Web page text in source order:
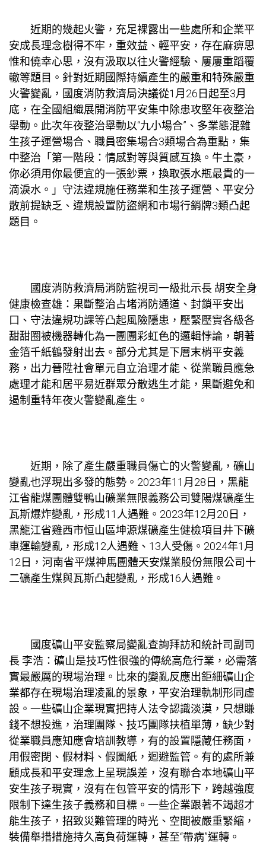
近期的幾起火警，充足裸露出一些處所和企業平
安成長理念樹得不牢，重效益、輕平安，存在麻痹思
惟和僥幸心思，沒有汲取以往火警經驗、屢屢重蹈覆
轍等題目。針對近期國際持續產生的嚴重和特殊嚴重
火警變亂，國度消防救濟局決議從1月26日起至3月
底，在全國組織展開消防平安集中除患攻堅年夜整治
舉動。此次年夜整治舉動以“九小場合”、多業態混雜
生孩子運營場合、職員密集場合3類場合為重點，集
中整治「第一階段：情感對等與質感互換。牛土豪，
你必須用你最便宜的一張鈔票，換取張水瓶最貴的一
滴淚水。」守法違規施任務業和生孩子運營、平安分
散前提缺乏、違規設置防盜網和市場行銷牌3類凸起
題目。
國度消防救濟局消防監視司一級批示長 胡安全身
健康檢查雄：果斷整治占堵消防通道、封鎖平安出
口、守法違規功課等凸起風險隱患，壓緊壓實各級各
甜甜圈被機器轉化為一團團彩虹色的邏輯悖論，朝著
金箔千紙鶴發射出去。部分尤其是下層末梢平安義
務，出力晉陞社會單元自立治理才能、從業職員應急
處理才能和居平易近群眾分散逃生才能，果斷避免和
遏制重特年夜火警變亂產生。
近期，除了產生嚴重職員傷亡的火警變亂，礦山
變亂也浮現出多發的態勢。2023年11月28日，黑龍
江省龍煤團體雙鴨山礦業無限義務公司雙陽煤礦產生
瓦斯爆炸變亂，形成11人遇難。2023年12月20日，
黑龍江省雞西市恒山區坤源煤礦產生健檢項目 井下礦
車運輸變亂，形成12人遇難、13人受傷。2024年1月
12日，河南省平煤神馬團體天安煤業股份無限公司十
二礦產生煤與瓦斯凸起變亂，形成16人遇難。
國度礦山平安監察局變亂查詢拜訪和統計司副司
長 李浩：礦山是技巧性很強的傳統高危行業，必需落
實最嚴厲的現場治理。比來的變亂反應出鉅細礦山企
業都存在現場治理凌亂的景象，平安治理軌制形同虛
設。一些礦山企業現實把持人法令認識淡漠，只想賺
錢不想投進，治理團隊、技巧團隊扶植單薄，缺少對
從業職員應知應會培訓教導，有的設置隱藏任務面，
用假密閉、假材料、假圖紙，迴避監管。有的處所兼
顧成長和平安理念上呈現誤差，沒有聯合本地礦山平
安生孩子現實，沒有在包管平安的情形下，跨越強度
限制下達生孩子義務和目標。一些企業跟著不竭超才
能生孩子，招致災難管理的時光、空間被嚴重緊縮，
裝備舉措措施持久高負荷運轉，甚至“帶病”運轉。